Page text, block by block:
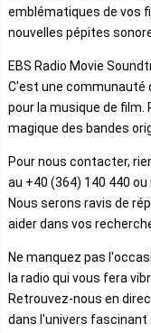
emblématiques de vos
nouvelles pépites
EBS Radio Movie
C'est une communauté
pour la musique de film.
magique des bandes
Pour nous contacter,
au +40 (364) 140 440
Nous serons ravis de
aider dans vos
Ne manquez pas
la radio qui vous fera
Retrouvez-nous en
dans l'univers fascinant